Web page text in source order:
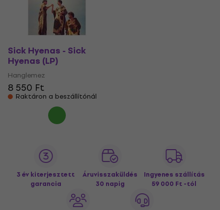
Sick Hyenas - Sick
Hyenas (LP)
Hanglemez
8 550 Ft
Raktáron a beszállítónál
3 év kiterjesztett
garancia
Áruvisszaküldés
30 napig
Ingyenes szállítás
59 000 Ft -tól